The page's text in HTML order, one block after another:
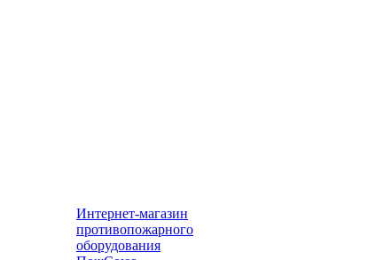
Интернет-магазин
противопожарного
оборудования